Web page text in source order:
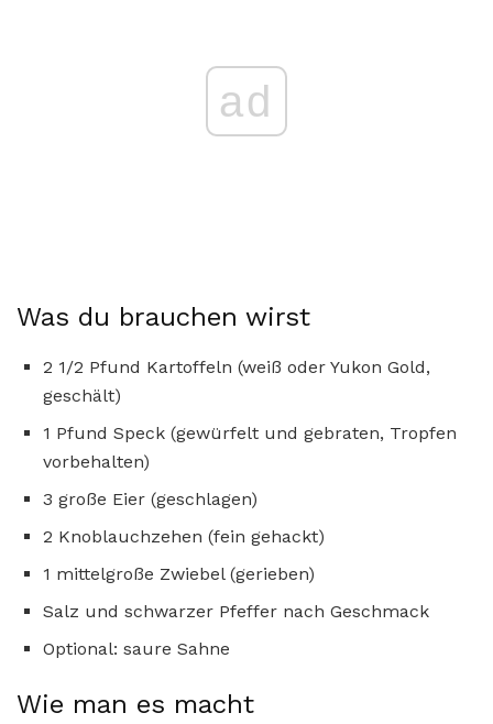
ad
Was du brauchen wirst
2 1/2 Pfund Kartoffeln (weiß oder Yukon Gold,
geschält)
1 Pfund Speck (gewürfelt und gebraten, Tropfen
vorbehalten)
3 große Eier (geschlagen)
2 Knoblauchzehen (fein gehackt)
1 mittelgroße Zwiebel (gerieben)
Salz und schwarzer Pfeffer nach Geschmack
Optional: saure Sahne
Wie man es macht